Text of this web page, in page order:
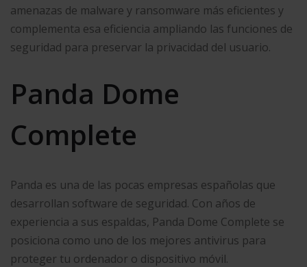
amenazas de malware y ransomware más eficientes y
complementa esa eficiencia ampliando las funciones de
seguridad para preservar la privacidad del usuario.
Panda Dome
Complete
Panda es una de las pocas empresas españolas que
desarrollan software de seguridad. Con años de
experiencia a sus espaldas, Panda Dome Complete se
posiciona como uno de los mejores antivirus para
proteger tu ordenador o dispositivo móvil.